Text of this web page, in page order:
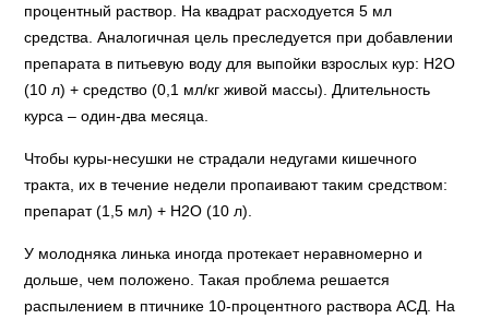
процентный раствор. На квадрат расходуется 5 мл
средства. Аналогичная цель преследуется при добавлении
препарата в питьевую воду для выпойки взрослых кур: Н2О
(10 л) + средство (0,1 мл/кг живой массы). Длительность
курса – один-два месяца.
Чтобы куры-несушки не страдали недугами кишечного
тракта, их в течение недели пропаивают таким средством:
препарат (1,5 мл) + Н2О (10 л).
У молодняка линька иногда протекает неравномерно и
дольше, чем положено. Такая проблема решается
распылением в птичнике 10-процентного раствора АСД. На